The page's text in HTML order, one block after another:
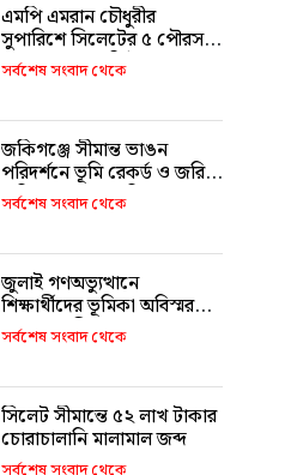
এমপি এমরান চৌধুরীর
সুপারিশে সিলেটের ৫ পৌরসভা
পাচ্ছে ৫ শ কোটি টাকা
সর্বশেষ সংবাদ থেকে
জকিগঞ্জে সীমান্ত ভাঙন
পরিদর্শনে ভূমি রেকর্ড ও জরিপ
অধিদপ্তরের মহাপরিচালক
সর্বশেষ সংবাদ থেকে
জুলাই গণঅভ্যুত্থানে
শিক্ষার্থীদের ভূমিকা অবিস্মরণীয়
: এম এ মালিক
সর্বশেষ সংবাদ থেকে
সিলেট সীমান্তে ৫২ লাখ টাকার
চোরাচালানি মালামাল জব্দ